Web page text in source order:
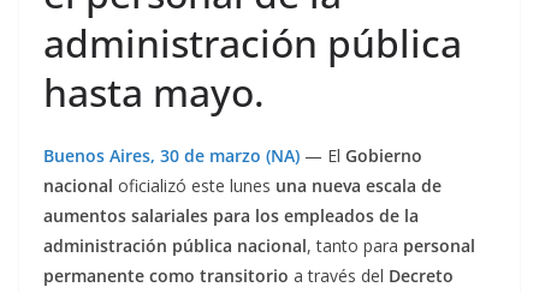
administración pública
hasta mayo.
Buenos Aires, 30 de marzo (NA) — El Gobierno
nacional oficializó este lunes una nueva escala de
aumentos salariales para los empleados de la
administración pública nacional, tanto para personal
permanente como transitorio a través del Decreto